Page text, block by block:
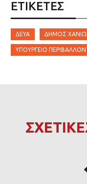
ΕΤΙΚΈΤΕΣ
ΔΕΥΑ ΔΉΜΟΣ
ΥΠΟΥΡΓΕΊΟ